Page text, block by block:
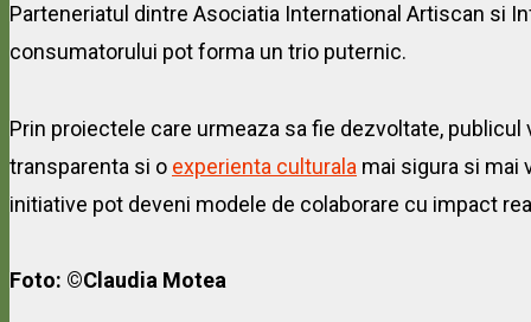
Parteneriatul dintre Asociatia International Artiscan si
consumatorului pot forma un trio puternic.
Prin proiectele care urmeaza sa fie dezvoltate,
transparenta si o experienta culturala mai sigura si mai
initiative pot deveni modele de colaborare cu impact
Foto: ©Claudia Motea